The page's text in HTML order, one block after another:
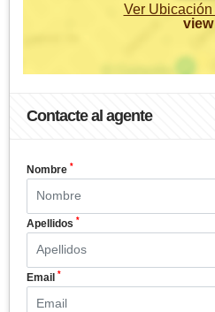
Ver Ubicación
view
Contacte al agente
Nombre *
Apellidos *
Email *